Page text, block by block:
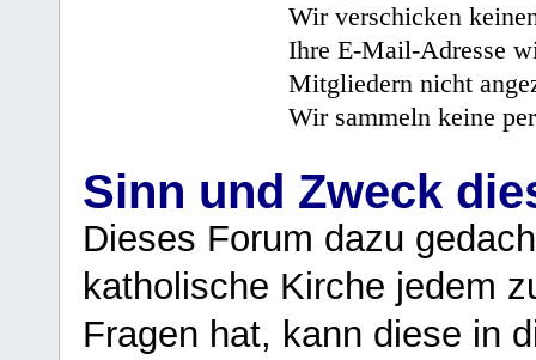
Wir verschicken
Ihre E-Mail-Adresse
Mitgliedern nicht
Wir sammeln keine
Sinn und Zweck
Dieses Forum dazu
katholische Kirche jedem
Fragen hat, kann diese in